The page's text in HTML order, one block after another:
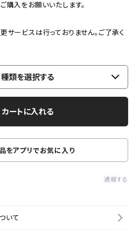
購入をお願いいたします。
サービスは行っておりません。ご了承く
種類を選択する
カートに入れる
をアプリでお気に入り
通報する
いて